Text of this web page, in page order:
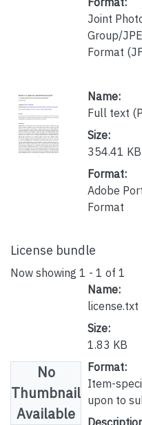
Joint
Group/
Format
Name:
Full text
Size:
354.41 KB
Format:
Adobe
Format
License bundle
Now showing 1 - 1 of 1
No
Thumbnail
Available
Name:
license.txt
Size:
1.83 KB
Format:
Item-
upon to